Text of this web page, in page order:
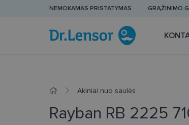
NEMOKAMAS PRISTATYMAS GRĄŽINIMO
Akiniai nuo saulės
Rayban RB 2225